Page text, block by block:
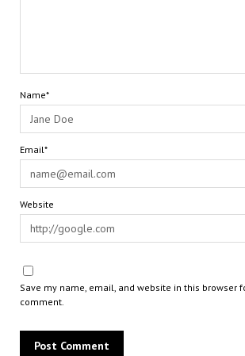
Name*
Email*
Website
Save my name, email, and website in this browser
comment.